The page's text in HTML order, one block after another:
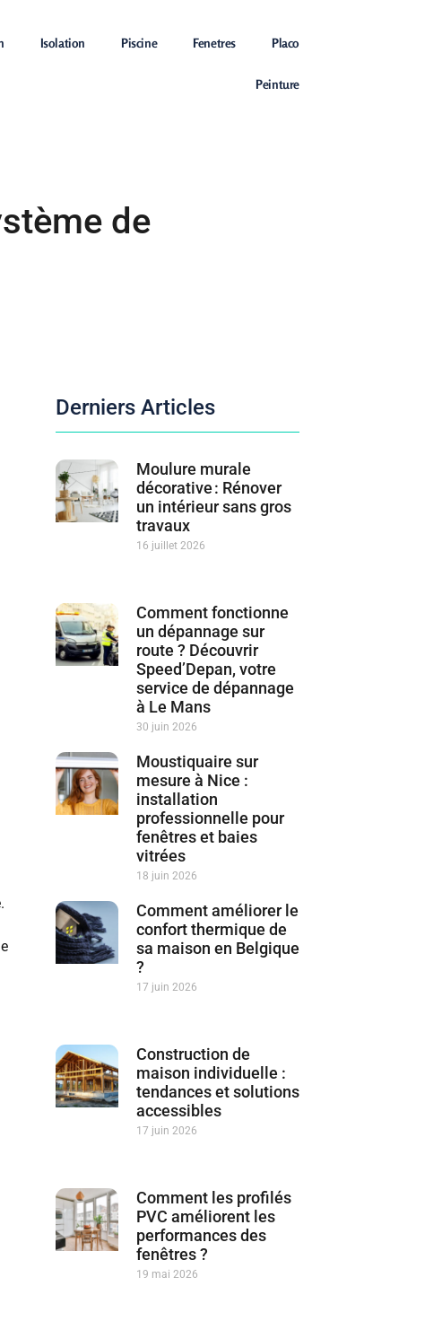
Isolation Piscine Fenetres Placo
Peinture
de
Derniers Articles
Moulure murale
décorative : Rénover
un intérieur sans gros
travaux
16 juillet 2026
Comment fonctionne
un dépannage sur
route ? Découvrir
Speed’Depan, votre
service de dépannage
à Le Mans
30 juin 2026
Moustiquaire sur
mesure à Nice :
installation
professionnelle pour
fenêtres et baies
vitrées
18 juin 2026
Comment améliorer le
confort thermique de
sa maison en Belgique
?
17 juin 2026
Construction de
maison individuelle :
tendances et solutions
accessibles
17 juin 2026
Comment les profilés
PVC améliorent les
performances des
fenêtres ?
19 mai 2026